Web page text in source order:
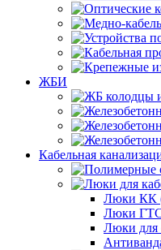
ЖБИ
Кабельная
Люки КК
Люки
Люки для